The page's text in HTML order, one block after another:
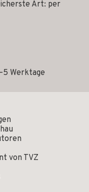
Art: per
Werktage
von TVZ